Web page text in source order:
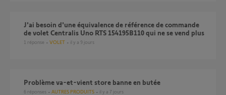
J'ai besoin d'une équivalence de référence de commande
de volet Centralis Uno RTS 154195B110 qui ne se vend plus
1 réponse VOLET il y a 9 jours
Problème va-et-vient store banne en butée
6 réponses AUTRES PRODUITS il y a 7 jours